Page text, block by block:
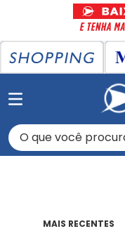
O que você procura?
MAIS RECENTES